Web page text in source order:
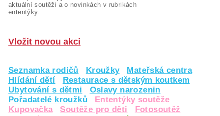
aktuální soutěži a o novinkách v rubrikách
ententýky.
Vložit novou akci
Seznamka rodičů Kroužky
Mateřská centra
Hlídání dětí
Restaurace s dětským koutkem
Ubytování s dětmi
Oslavy narozenin
Pořadatelé kroužků
Ententýky soutěže
Kupovačka
Soutěže pro děti
Fotosoutěž